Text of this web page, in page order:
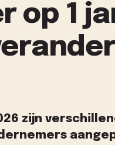
op 1
zijn